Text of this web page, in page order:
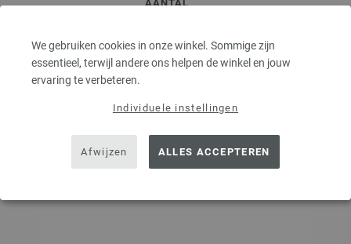
We gebruiken cookies in onze winkel. Sommige zijn
essentieel, terwijl andere ons helpen de winkel en jouw
ervaring te verbeteren.
Individuele instellingen
Afwijzen ALLES ACCEPTEREN
AANTAL
IN MIJN WINKELMANDJE